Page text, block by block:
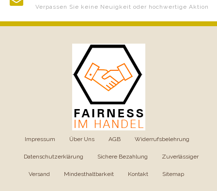
Verpassen Sie keine Neuigkeit oder hochwertige Aktion
Impressum Über Uns AGB Widerrufsbelehrung
Datenschutzerklärung Sichere Bezahlung Zuverlässiger
Versand Mindesthaltbarkeit Kontakt Sitemap